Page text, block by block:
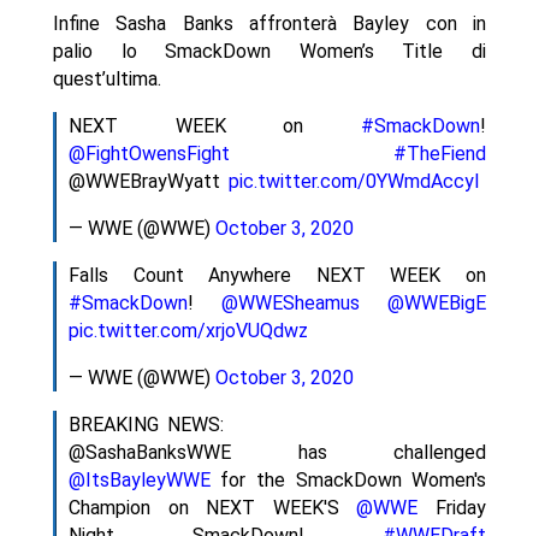
Infine Sasha Banks affronterà Bayley con in
palio lo SmackDown Women’s Title di
quest’ultima.
NEXT WEEK on #SmackDown!
@FightOwensFight
#TheFiend
@WWEBrayWyatt pic.twitter.com/0YWmdAccyl
— WWE (@WWE) October 3, 2020
Falls Count Anywhere NEXT WEEK on
#SmackDown! @WWESheamus
@WWEBigE
pic.twitter.com/xrjoVUQdwz
— WWE (@WWE) October 3, 2020
BREAKING NEWS:
@SashaBanksWWE has challenged
@ItsBayleyWWEfor the SmackDown Women's
Champion on NEXT WEEK'S@WWE Friday